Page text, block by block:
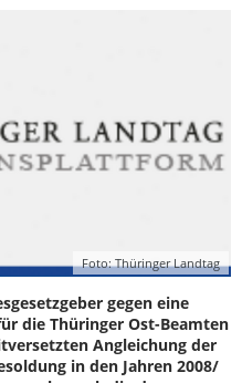
Foto: Thüringer Landtag
gegen eine
die Thüringer Ost-Beamten
Angleichung der
in den Jahren 2008/